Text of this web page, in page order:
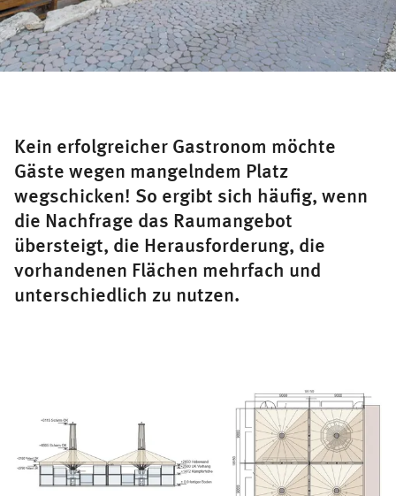
Kein erfolgreicher Gastronom möchte
Gäste wegen mangelndem Platz
wegschicken! So ergibt sich häufig, wenn
die Nachfrage das Raumangebot
übersteigt, die Herausforderung, die
vorhandenen Flächen mehrfach und
unterschiedlich zu nutzen.